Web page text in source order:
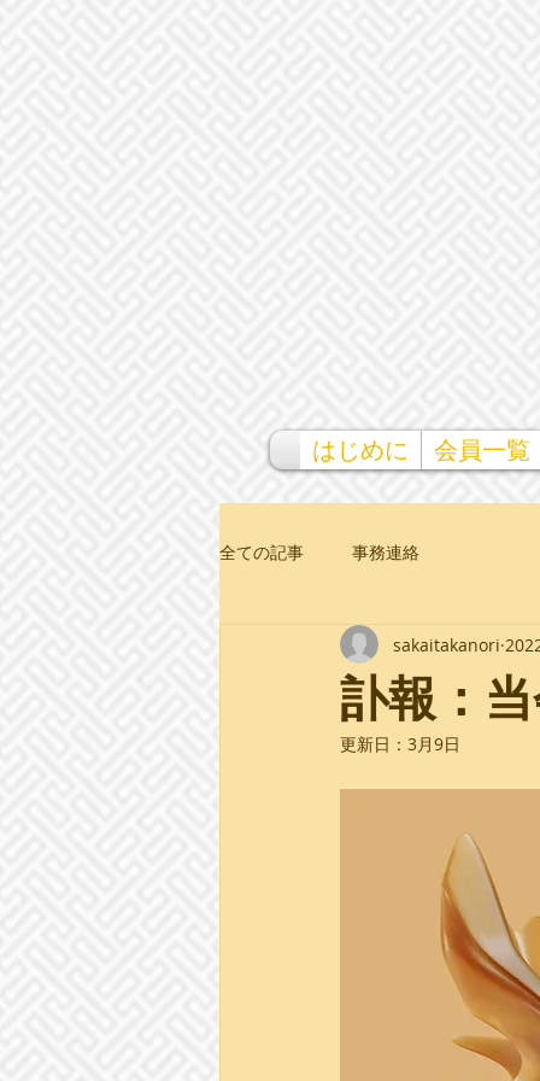
はじめに 会員一覧
全ての記事 事務連絡
訃報：
sakaitakanori
更新日： 3月9日